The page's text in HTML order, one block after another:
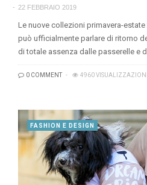
22 FEBBRAIO 2019
Le nuove collezioni primavera-
può ufficialmente parlare di ritorno
di totale assenza dalle passerelle e
0 COMMENT 4960 VISUALIZZAZIONI
FASHION E DESIGN